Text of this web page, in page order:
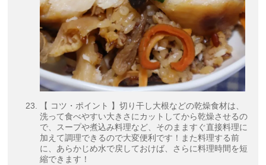
【 コツ・ポイント 】切り干し大根などの乾燥食材は、
洗って食べやすい大きさにカットしてから乾燥させるの
で、スープや煮込み料理など、そのまますぐ直接料理に
加えて調理できるので大変便利です！また料理する前
に、あらかじめ水で戻しておけば、さらに料理時間を短
縮できます！